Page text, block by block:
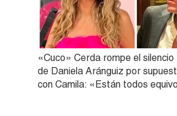
«Cuco» Cerda rompe el
de Daniela Aránguiz por
con Camila: «Están todos